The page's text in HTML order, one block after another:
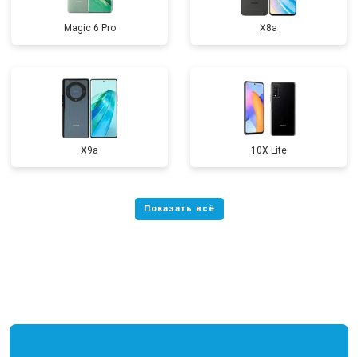
Magic 6 Pro X8a
X9a 10X Lite